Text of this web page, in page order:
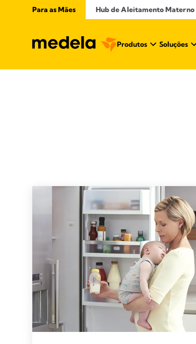
Para as Mães Hub de Aleitamento Materno
Produtos Soluções